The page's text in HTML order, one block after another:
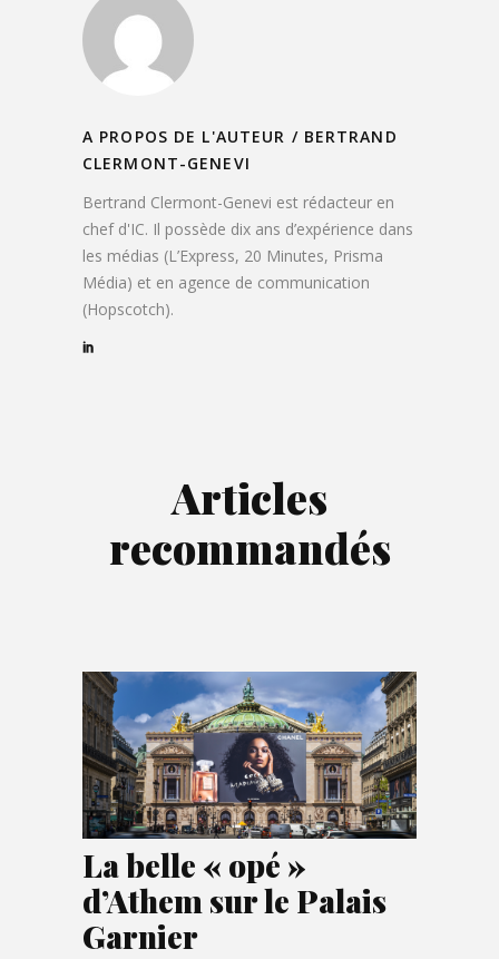
A PROPOS DE L'AUTEUR / BERTRAND
CLERMONT-GENEVI
Bertrand Clermont-Genevi est rédacteur en
chef d'IC. Il possède dix ans d’expérience dans
les médias (L’Express, 20 Minutes, Prisma
Média) et en agence de communication
(Hopscotch).
Articles
recommandés
La belle « opé »
d’Athem sur le Palais
Garnier